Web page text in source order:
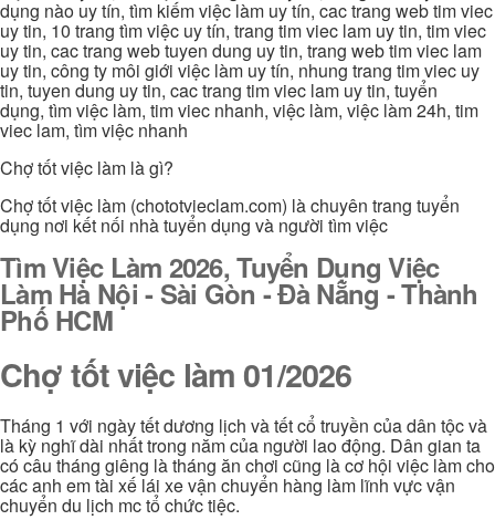
dụng nào uy tín, tìm kiếm việc làm uy tín, cac trang web tim viec
uy tin, 10 trang tìm việc uy tín, trang tim viec lam uy tin, tim viec
uy tin, cac trang web tuyen dung uy tin, trang web tim viec lam
uy tin, công ty môi giới việc làm uy tín, nhung trang tim viec uy
tin, tuyen dung uy tin, cac trang tim viec lam uy tin, tuyển
dụng, tìm việc làm, tim viec nhanh, việc làm, việc làm 24h, tim
viec lam, tìm việc nhanh
Chợ tốt việc làm là gì?
Chợ tốt việc làm (chototvieclam.com) là chuyên trang tuyển
dụng nơi kết nối nhà tuyển dụng và người tìm việc
Tìm Việc Làm 2026, Tuyển Dụng Việc
Làm Hà Nội - Sài Gòn - Đà Nẵng - Thành
Phố HCM
Chợ tốt việc làm 01/2026
Tháng 1 với ngày tết dương lịch và tết cổ truyền của dân tộc và
là kỳ nghĩ dài nhất trong năm của người lao động. Dân gian ta
có câu tháng giêng là tháng ăn chơi cũng là cơ hội việc làm cho
các anh em tài xế lái xe vận chuyển hàng làm lĩnh vực vận
chuyển du lịch mc tổ chức tiệc.